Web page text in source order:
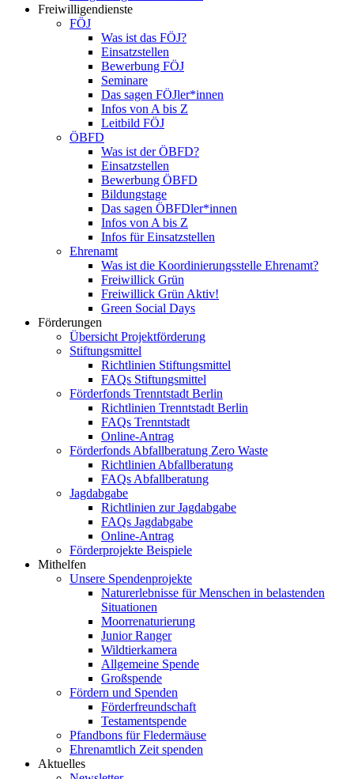
Freiwilligendienste
FÖJ
Was ist das FÖJ?
Einsatzstellen
Bewerbung FÖJ
Seminare
Das sagen FÖJler*innen
Infos von A bis Z
Leitbild FÖJ
ÖBFD
Was ist der ÖBFD?
Einsatzstellen
Bewerbung ÖBFD
Bildungstage
Das sagen ÖBFDler*innen
Infos von A bis Z
Infos für Einsatzstellen
Ehrenamt
Was ist die Koordinierungsstelle Ehrenamt?
Freiwillick Grün
Freiwillick Grün Aktiv!
Green Social Days
Förderungen
Übersicht Projektförderung
Stiftungsmittel
Richtlinien Stiftungsmittel
FAQs Stiftungsmittel
Förderfonds Trenntstadt Berlin
Richtlinien Trenntstadt Berlin
FAQs Trenntstadt
Online-Antrag
Förderfonds Abfallberatung Zero Waste
Richtlinien Abfallberatung
FAQs Abfallberatung
Jagdabgabe
Richtlinien zur Jagdabgabe
FAQs Jagdabgabe
Online-Antrag
Förderprojekte Beispiele
Mithelfen
Unsere Spendenprojekte
Naturerlebnisse für Menschen in belastenden
Situationen
Moorrenaturierung
Junior Ranger
Wildtierkamera
Allgemeine Spende
Großspende
Fördern und Spenden
Förderfreundschaft
Testamentspende
Pfandbons für Fledermäuse
Ehrenamtlich Zeit spenden
Aktuelles